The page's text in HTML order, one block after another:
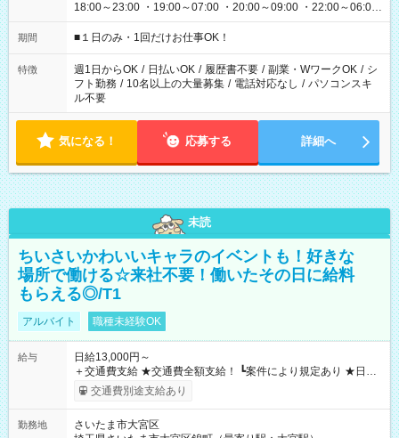
18:00～23:00 ・19:00～07:00 ・20:00～09:00 ・22:00～06:00
etc ★最短で3時間で5,120円のお仕事から 15時間で2万円近く稼
げるお仕事も！ ご希望のお時間に合わせてご紹介！ ※シフトは
ください！
期間 ■１日のみ・1回だけお仕事OK！
特徴 週1日からOK / 日払いOK / 履歴書不要 / 副業・WワークOK / シ
フト勤務 / 10名以上の大量募集 / 電話対応なし / パソコンスキ
ル不要
気になる！ 応募する 詳細へ
未読
ちいさいかわいいキャラのイベントも！好きな
場所で働ける☆来社不要！働いたその日に給料
もらえる◎/T1
アルバイト 職種未経験OK
給与
日給13,000円～
＋交通費支給 ★交通費全額支給！ ┗案件により規定あり ★日払
いOK！（規定あり） ┗働いたその日に現金GET♪ お仕事後はコ
ンビニATMから 日払い分を引き落とせます！ 【試用期間】試
交通費別途支給あり
勤務地
さいたま市大宮区